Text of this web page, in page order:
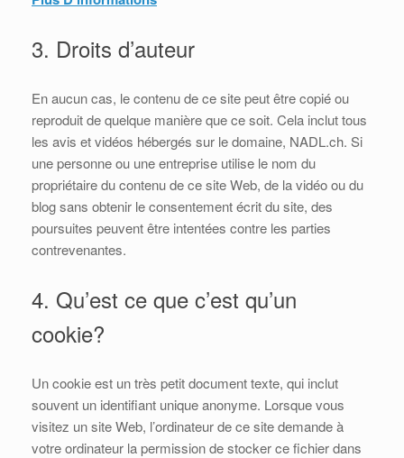
3. Droits d’auteur
En aucun cas, le contenu de ce site peut être copié ou
reproduit de quelque manière que ce soit. Cela inclut tous
les avis et vidéos hébergés sur le domaine, NADL.ch. Si
une personne ou une entreprise utilise le nom du
propriétaire du contenu de ce site Web, de la vidéo ou du
blog sans obtenir le consentement écrit du site, des
poursuites peuvent être intentées contre les parties
contrevenantes.
4. Qu’est ce que c’est qu’un
cookie?
Un cookie est un très petit document texte, qui inclut
souvent un identifiant unique anonyme. Lorsque vous
visitez un site Web, l’ordinateur de ce site demande à
votre ordinateur la permission de stocker ce fichier dans